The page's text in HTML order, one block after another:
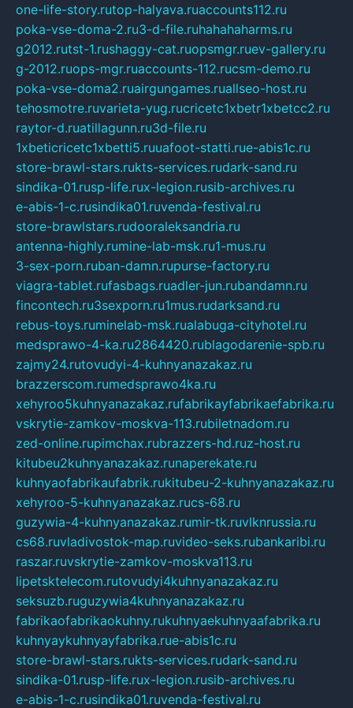
one-life-story.rutop-halyava.ruaccounts112.ru
poka-vse-doma-2.ru3-d-file.ruhahahaharms.ru
g2012.rutst-1.rushaggy-cat.ruopsmgr.ruev-gallery.ru
g-2012.ruops-mgr.ruaccounts-112.rucsm-demo.ru
poka-vse-doma2.ruairgungames.ruallseo-host.ru
tehosmotre.ruvarieta-yug.rucricetc1xbetr1xbetcc2.ru
raytor-d.ruatillagunn.ru3d-file.ru
1xbeticricetc1xbetti5.ruuafoot-statti.rue-abis1c.ru
store-brawl-stars.rukts-services.rudark-sand.ru
sindika-01.rusp-life.rux-legion.rusib-archives.ru
e-abis-1-c.rusindika01.ruvenda-festival.ru
store-brawlstars.rudooraleksandria.ru
antenna-highly.rumine-lab-msk.ru1-mus.ru
3-sex-porn.ruban-damn.rupurse-factory.ru
viagra-tablet.rufasbags.ruadler-jun.rubandamn.ru
fincontech.ru3sexporn.ru1mus.rudarksand.ru
rebus-toys.ruminelab-msk.rualabuga-cityhotel.ru
medsprawo-4-ka.ru2864420.rublagodarenie-spb.ru
zajmy24.rutovudyi-4-kuhnyanazakaz.ru
brazzerscom.rumedsprawo4ka.ru
xehyroo5kuhnyanazakaz.rufabrikayfabrikaefabrika.ru
vskrytie-zamkov-moskva-113.rubiletnadom.ru
zed-online.rupimchax.rubrazzers-hd.ruz-host.ru
kitubeu2kuhnyanazakaz.runaperekate.ru
kuhnyaofabrikaufabrik.rukitubeu-2-kuhnyanazakaz.ru
xehyroo-5-kuhnyanazakaz.rucs-68.ru
guzywia-4-kuhnyanazakaz.rumir-tk.ruvlknrussia.ru
cs68.ruvladivostok-map.ruvideo-seks.rubankaribi.ru
raszar.ruvskrytie-zamkov-moskva113.ru
lipetsktelecom.rutovudyi4kuhnyanazakaz.ru
seksuzb.ruguzywia4kuhnyanazakaz.ru
fabrikaofabrikaokuhny.rukuhnyaekuhnyaafabrika.ru
kuhnyaykuhnyayfabrika.rue-abis1c.ru
store-brawl-stars.rukts-services.rudark-sand.ru
sindika-01.rusp-life.rux-legion.rusib-archives.ru
e-abis-1-c.rusindika01.ruvenda-festival.ru